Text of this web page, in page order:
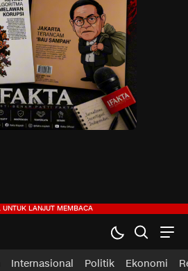
Internasional Politik Ekonomi